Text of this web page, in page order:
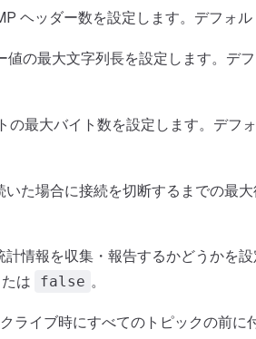
ヘッダー数を設定します。デフォ
値の最大文字列長を設定します。デ
の最大バイト数を設定します。デフ
いた場合に接続を切断するまでの最
計情報を収集・報告するかどうかを
たは false 。
ライブ時にすべてのトピックの前に